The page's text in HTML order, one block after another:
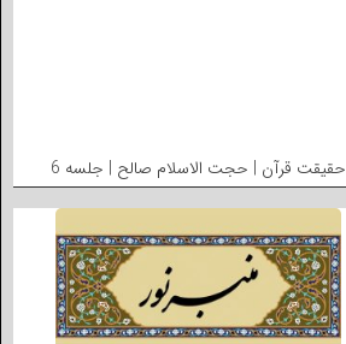
حقیقت قرآن | حجت الاسلام صالح | جلسه 6